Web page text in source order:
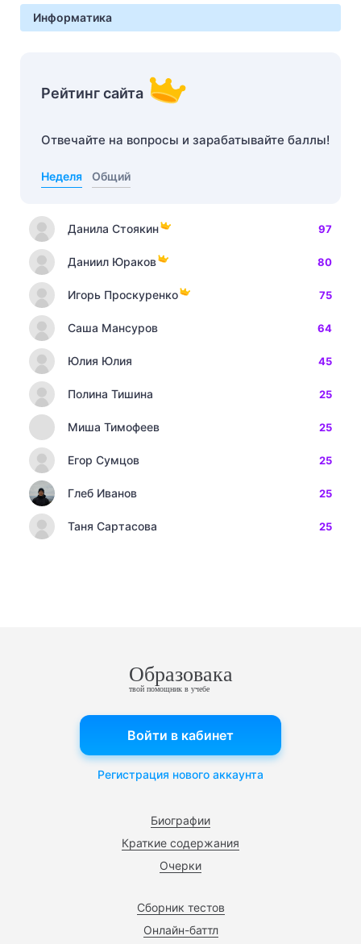
Информатика
Рейтинг сайта
Отвечайте на вопросы и зарабатывайте баллы!
Неделя Общий
Данила Стоякин 97
Даниил Юраков 80
Игорь Проскуренко 75
Саша Мансуров 64
Юлия Юлия 45
Полина Тишина 25
Миша Тимофеев 25
Егор Сумцов 25
Глеб Иванов 25
Таня Сартасова 25
Образовака
твой помощник в учебе
Биографии
Краткие содержания
Очерки
Сборник тестов
Онлайн-баттл
Войти в кабинет
Регистрация нового аккаунта